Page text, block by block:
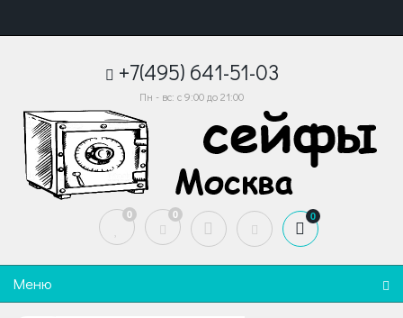
+7(495) 641-51-03
Пн - вс: с 9:00 до 21:00
0 0 0
Меню